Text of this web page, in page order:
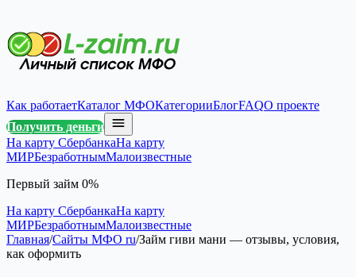
Как работаетКаталог МФОКатегорииБлогFAQО проекте
Получить деньги
На карту СбербанкаНа карту
МИРБезработнымМалоизвестные
Первый займ 0%
На карту СбербанкаНа карту
МИРБезработнымМалоизвестные
Главная/Сайты МФО ru/Займ гиви мани — отзывы, условия,
как оформить